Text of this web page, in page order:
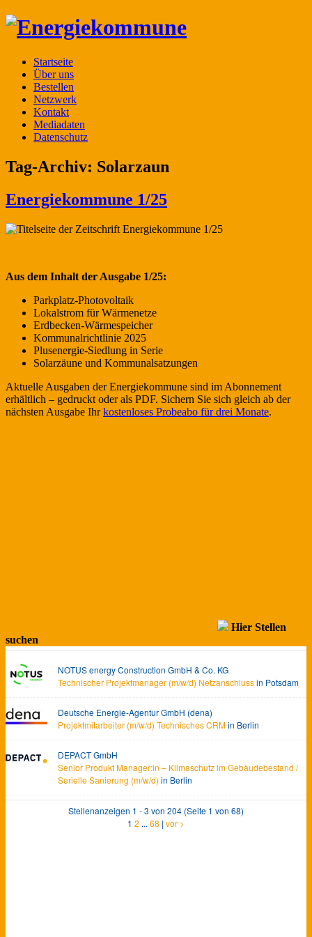
Startseite
Über uns
Bestellen
Netzwerk
Kontakt
Mediadaten
Datenschutz
Tag-Archiv: Solarzaun
Energiekommune 1/25
Aus dem Inhalt der Ausgabe 1/25:
Parkplatz-Photovoltaik
Lokalstrom für Wärmenetze
Erdbecken-Wärmespeicher
Kommunalrichtlinie 2025
Plusenergie-Siedlung in Serie
Solarzäune und Kommunalsatzungen
Aktuelle Ausgaben der Energiekommune sind im Abonnement
erhältlich – gedruckt oder als PDF. Sichern Sie sich gleich ab der
nächsten Ausgabe Ihrkostenloses Probeabo für drei Monate.
Hier Stellen
suchen